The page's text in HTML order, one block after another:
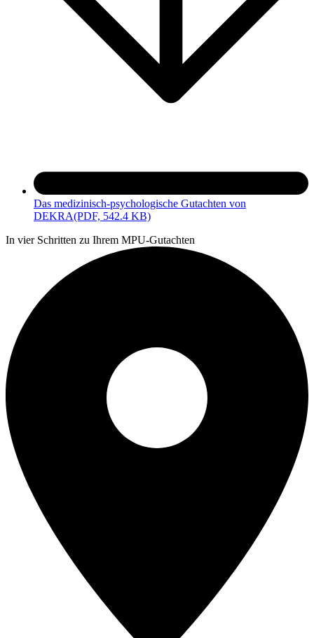
Das medizinisch-psychologische Gutachten von
DEKRA(PDF, 542.4 KB)
In vier Schritten zu Ihrem MPU-Gutachten